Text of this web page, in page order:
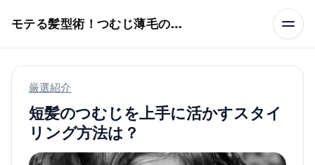
モテる髪型術！つむじ薄毛の隠し方
厳選紹介
短髪のつむじを上手に活かすスタイ
リング方法は？